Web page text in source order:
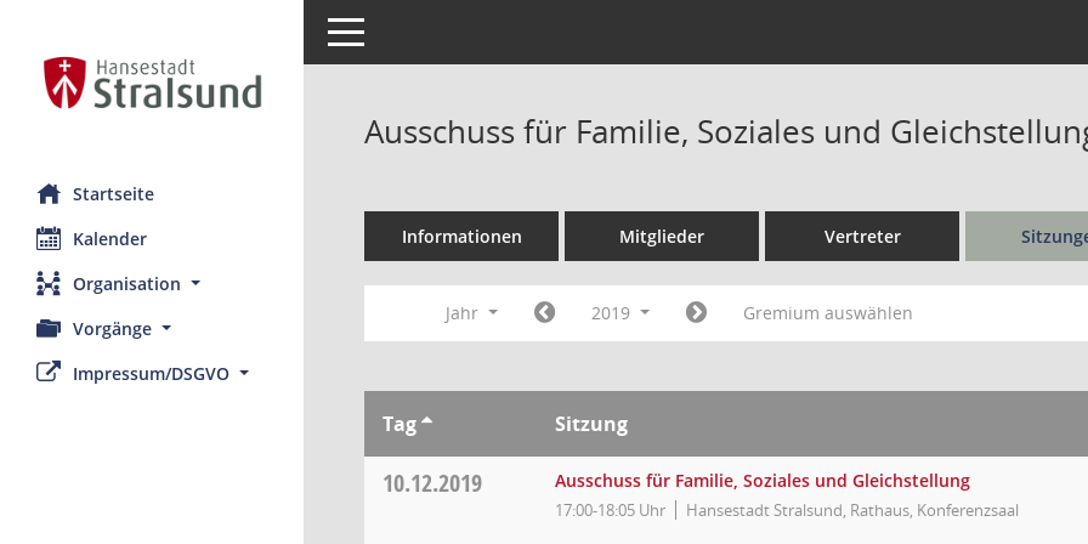
Startseite
Kalender
Organisation
Vorgänge
Impressum/DSGVO
Toggle navigation
Ausschuss für Familie, Soziales und
Informationen Mitglieder Vertreter
Jahr 2019 Gremium auswählen
Tag Sitzung
10.12.2019 Ausschuss für Familie, Soziales und Gleichstellung
17:00-18:05 Uhr Hansestadt Stralsund, Rathaus, Konferenzsaal